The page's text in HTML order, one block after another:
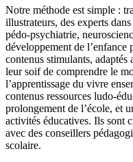
Notre méthode est simple :
illustrateurs, des experts
pédo-psychiatrie,
développement de l’enfance
contenus stimulants,
leur soif de comprendre le
l’apprentissage du vivre
contenus ressources ludo-
prolongement de l’école, et
activités éducatives. Ils sont
avec des conseillers
scolaire.